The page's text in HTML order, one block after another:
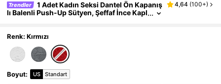
Trendler
1 Adet Kadın Seksi Dantel Ön Kapanış
lı Balenli Push-Up Sütyen, Şeffaf İnce Kapl
ı Sütyen, Omuz Askılı İç Giyim Sütyeni, Sa
4,64 (100+)
Renk: Kırmızı
Boyut: US Standart